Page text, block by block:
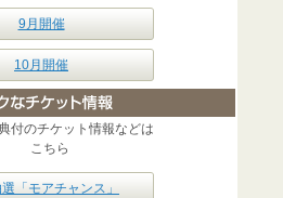
9月開催
10月開催
付のチケット情報などは
こちら
「モアチャンス」